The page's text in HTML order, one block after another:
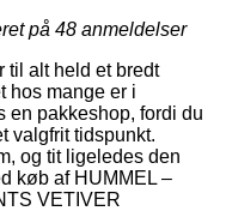
på 48 anmeldelser
til alt held et bredt
hos mange er i
en pakkeshop, fordi du
valgfrit tidspunkt.
og tit ligeledes den
køb af HUMMEL –
VETIVER